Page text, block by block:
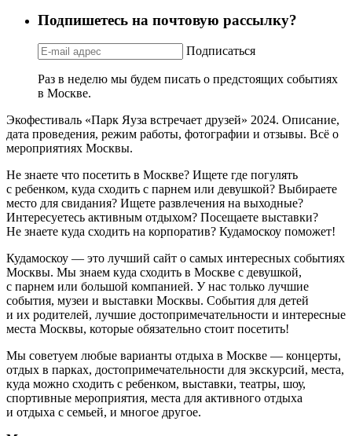
Подпишетесь на почтовую рассылку?
Подписаться
Раз в неделю мы будем писать о предстоящих событиях
в Москве.
Экофестиваль «Парк Яуза встречает друзей» 2024. Описание,
дата проведения, режим работы, фотографии и отзывы. Всё о
мероприятиях Москвы.
Не знаете что посетить в Москве? Ищете где погулять
с ребенком, куда сходить с парнем или девушкой? Выбираете
место для свидания? Ищете развлечения на выходные?
Интересуетесь активным отдыхом? Посещаете выставки?
Не знаете куда сходить на корпоратив? Кудамоскоу поможет!
Кудамоскоу — это лучший сайт о самых интересных событиях
Москвы. Мы знаем куда сходить в Москве с девушкой,
с парнем или большой компанией. У нас только лучшие
события, музеи и выставки Москвы. События для детей
и их родителей, лучшие достопримечательности и интересные
места Москвы, которые обязательно стоит посетить!
Мы советуем любые варианты отдыха в Москве — концерты,
отдых в парках, достопримечательности для экскурсий, места,
куда можно сходить с ребенком, выставки, театры, шоу,
спортивные мероприятия, места для активного отдыха
и отдыха с семьей, и многое другое.